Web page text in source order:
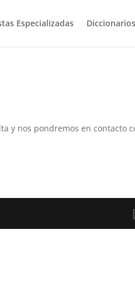
Especializadas Diccionarios
y nos pondremos en contacto